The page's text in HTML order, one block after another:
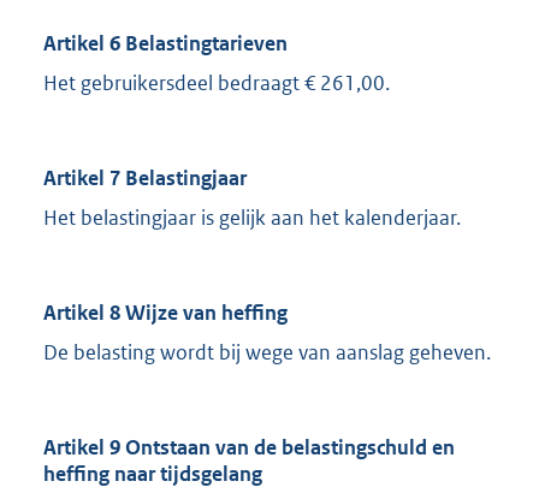
Artikel 6 Belastingtarieven
Het gebruikersdeel bedraagt € 261,00.
Artikel 7 Belastingjaar
Het belastingjaar is gelijk aan het kalenderjaar.
Artikel 8 Wijze van heffing
De belasting wordt bij wege van aanslag geheven.
Artikel 9 Ontstaan van de belastingschuld en
heffing naar tijdsgelang